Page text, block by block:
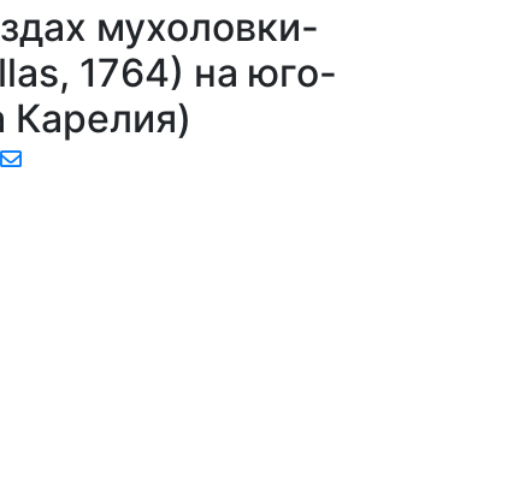
мухоловки-
1764) на юго-
Карелия)